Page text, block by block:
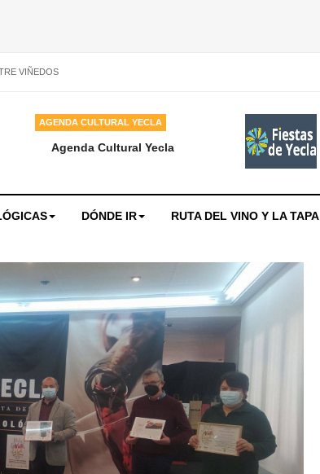
VIÑEDOS
AGENDA CULTURAL YECLA
Agenda Cultural Yecla
DÓNDE IR RUTA DEL VINO Y LA TAPA